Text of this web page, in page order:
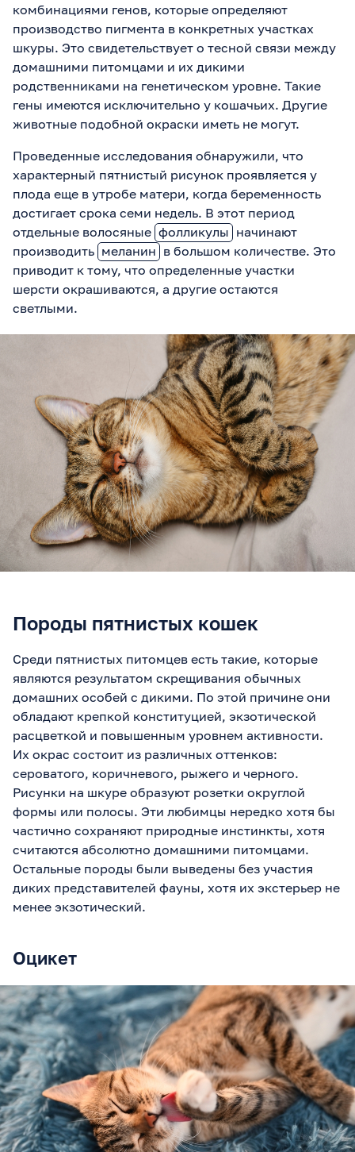
комбинациями генов, которые определяют
производство пигмента в конкретных участках
шкуры. Это свидетельствует о тесной связи между
домашними питомцами и их дикими
родственниками на генетическом уровне. Такие
гены имеются исключительно у кошачьих. Другие
животные подобной окраски иметь не могут.
Проведенные исследования обнаружили, что
характерный пятнистый рисунок проявляется у
плода еще в утробе матери, когда беременность
достигает срока семи недель. В этот период
отдельные волосяные фолликулы начинают
производить меланин в большом количестве. Это
приводит к тому, что определенные участки
шерсти окрашиваются, а другие остаются
светлыми.
Породы пятнистых кошек
Среди пятнистых питомцев есть такие, которые
являются результатом скрещивания обычных
домашних особей с дикими. По этой причине они
обладают крепкой конституцией, экзотической
расцветкой и повышенным уровнем активности.
Их окрас состоит из различных оттенков:
сероватого, коричневого, рыжего и черного.
Рисунки на шкуре образуют розетки округлой
формы или полосы. Эти любимцы нередко хотя бы
частично сохраняют природные инстинкты, хотя
считаются абсолютно домашними питомцами.
Остальные породы были выведены без участия
диких представителей фауны, хотя их экстерьер не
менее экзотический.
Оцикет